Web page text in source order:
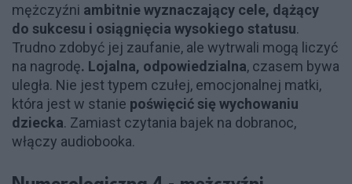
mężczyźni ambitnie wyznaczający cele, dążący
do sukcesu i osiągnięcia wysokiego statusu.
Trudno zdobyć jej zaufanie, ale wytrwali mogą liczyć
na nagrodę. Lojalna, odpowiedzialna, czasem bywa
uległa. Nie jest typem czułej, emocjonalnej matki,
która jest w stanie poświęcić się wychowaniu
dziecka. Zamiast czytania bajek na dobranoc,
włączy audiobooka.